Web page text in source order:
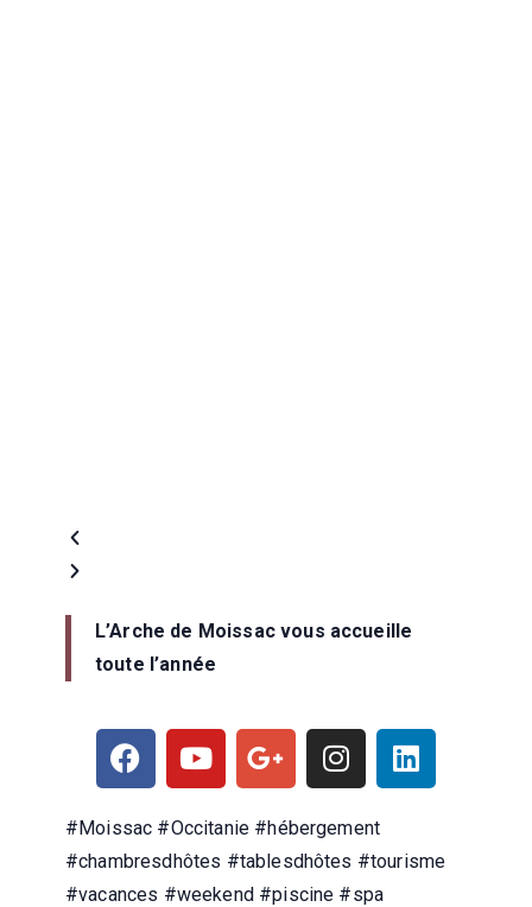
L’Arche de Moissac vous accueille
toute l’année
#Moissac #Occitanie #hébergement
#chambresdhôtes #tablesdhôtes #tourisme
#vacances #weekend #piscine #spa